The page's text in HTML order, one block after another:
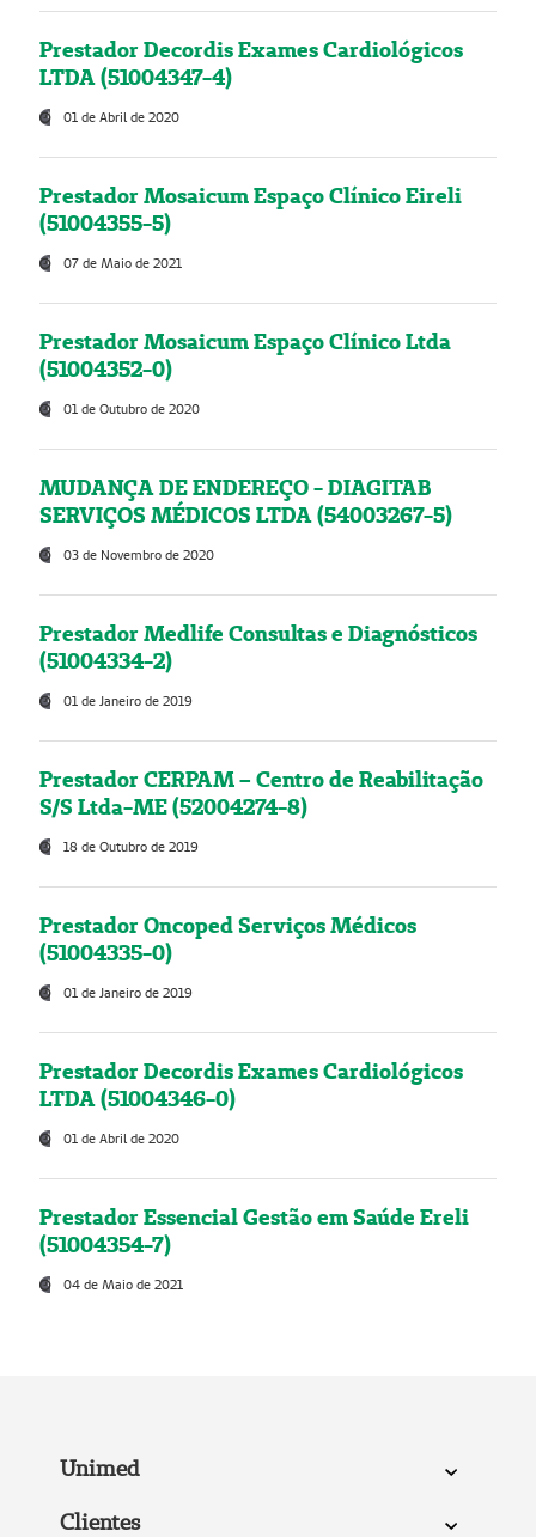
Prestador Decordis Exames Cardiológicos
LTDA (51004347-4)
01 de Abril de 2020
Prestador Mosaicum Espaço Clínico Eireli
(51004355-5)
07 de Maio de 2021
Prestador Mosaicum Espaço Clínico Ltda
(51004352-0)
01 de Outubro de 2020
MUDANÇA DE ENDEREÇO - DIAGITAB
SERVIÇOS MÉDICOS LTDA (54003267-5)
03 de Novembro de 2020
Prestador Medlife Consultas e Diagnósticos
(51004334-2)
01 de Janeiro de 2019
Prestador CERPAM – Centro de Reabilitação
S/S Ltda-ME (52004274-8)
18 de Outubro de 2019
Prestador Oncoped Serviços Médicos
(51004335-0)
01 de Janeiro de 2019
Prestador Decordis Exames Cardiológicos
LTDA (51004346-0)
01 de Abril de 2020
Prestador Essencial Gestão em Saúde Ereli
(51004354-7)
04 de Maio de 2021
Unimed
Clientes